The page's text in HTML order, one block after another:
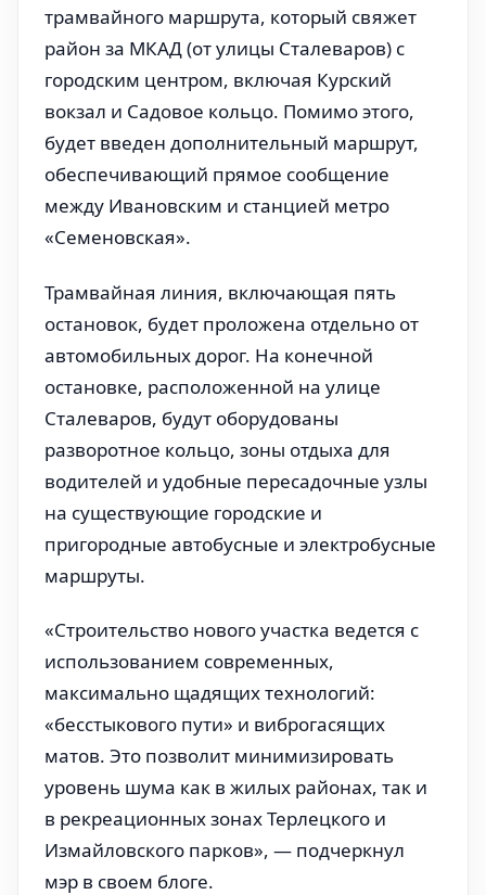
трамвайного маршрута, который свяжет
район за МКАД (от улицы Сталеваров) с
городским центром, включая Курский
вокзал и Садовое кольцо. Помимо этого,
будет введен дополнительный маршрут,
обеспечивающий прямое сообщение
между Ивановским и станцией метро
«Семеновская».
Трамвайная линия, включающая пять
остановок, будет проложена отдельно от
автомобильных дорог. На конечной
остановке, расположенной на улице
Сталеваров, будут оборудованы
разворотное кольцо, зоны отдыха для
водителей и удобные пересадочные узлы
на существующие городские и
пригородные автобусные и электробусные
маршруты.
«Строительство нового участка ведется с
использованием современных,
максимально щадящих технологий:
«бесстыкового пути» и виброгасящих
матов. Это позволит минимизировать
уровень шума как в жилых районах, так и
в рекреационных зонах Терлецкого и
Измайловского парков», — подчеркнул
мэр в своем блоге.